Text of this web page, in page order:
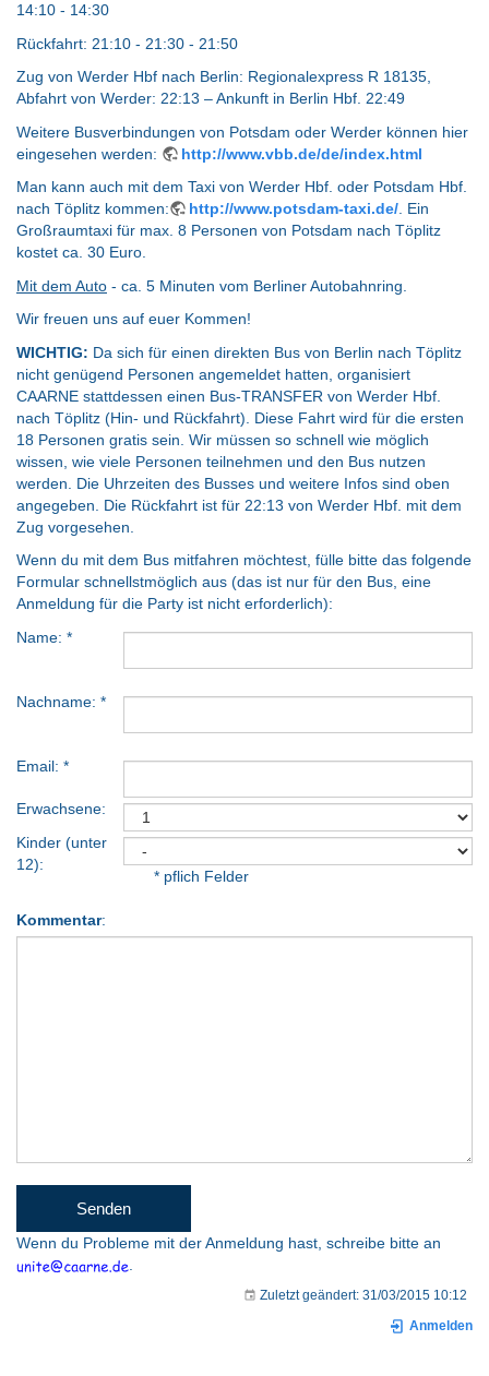
14:10 - 14:30
Rückfahrt: 21:10 - 21:30 - 21:50
Zug von Werder Hbf nach Berlin: Regionalexpress R 18135,
Abfahrt von Werder: 22:13 – Ankunft in Berlin Hbf. 22:49
Weitere Busverbindungen von Potsdam oder Werder können hier
eingesehen werden:
http://www.vbb.de/de/index.html
Man kann auch mit dem Taxi von Werder Hbf. oder Potsdam Hbf.
nach Töplitz kommen:
http://www.potsdam-taxi.de/ . Ein
Großraumtaxi für max. 8 Personen von Potsdam nach Töplitz
kostet ca. 30 Euro.
Mit dem Auto - ca. 5 Minuten vom Berliner Autobahnring.
Wir freuen uns auf euer Kommen!
WICHTIG: Da sich für einen direkten Bus von Berlin nach Töplitz
nicht genügend Personen angemeldet hatten, organisiert
CAARNE stattdessen einen Bus-TRANSFER von Werder Hbf.
nach Töplitz (Hin- und Rückfahrt). Diese Fahrt wird für die ersten
18 Personen gratis sein. Wir müssen so schnell wie möglich
wissen, wie viele Personen teilnehmen und den Bus nutzen
werden. Die Uhrzeiten des Busses und weitere Infos sind oben
angegeben. Die Rückfahrt ist für 22:13 von Werder Hbf. mit dem
Zug vorgesehen.
Wenn du mit dem Bus mitfahren möchtest, fülle bitte das folgende
Formular schnellstmöglich aus (das ist nur für den Bus, eine
Anmeldung für die Party ist nicht erforderlich):
Name: *
Nachname: *
Email: *
Erwachsene:
Kinder (unter
12):
* pflich Felder
Kommentar:
Wenn du Probleme mit der Anmeldung hast, schreibe bitte an
Zuletzt geändert: 31/03/2015 10:12
Anmelden